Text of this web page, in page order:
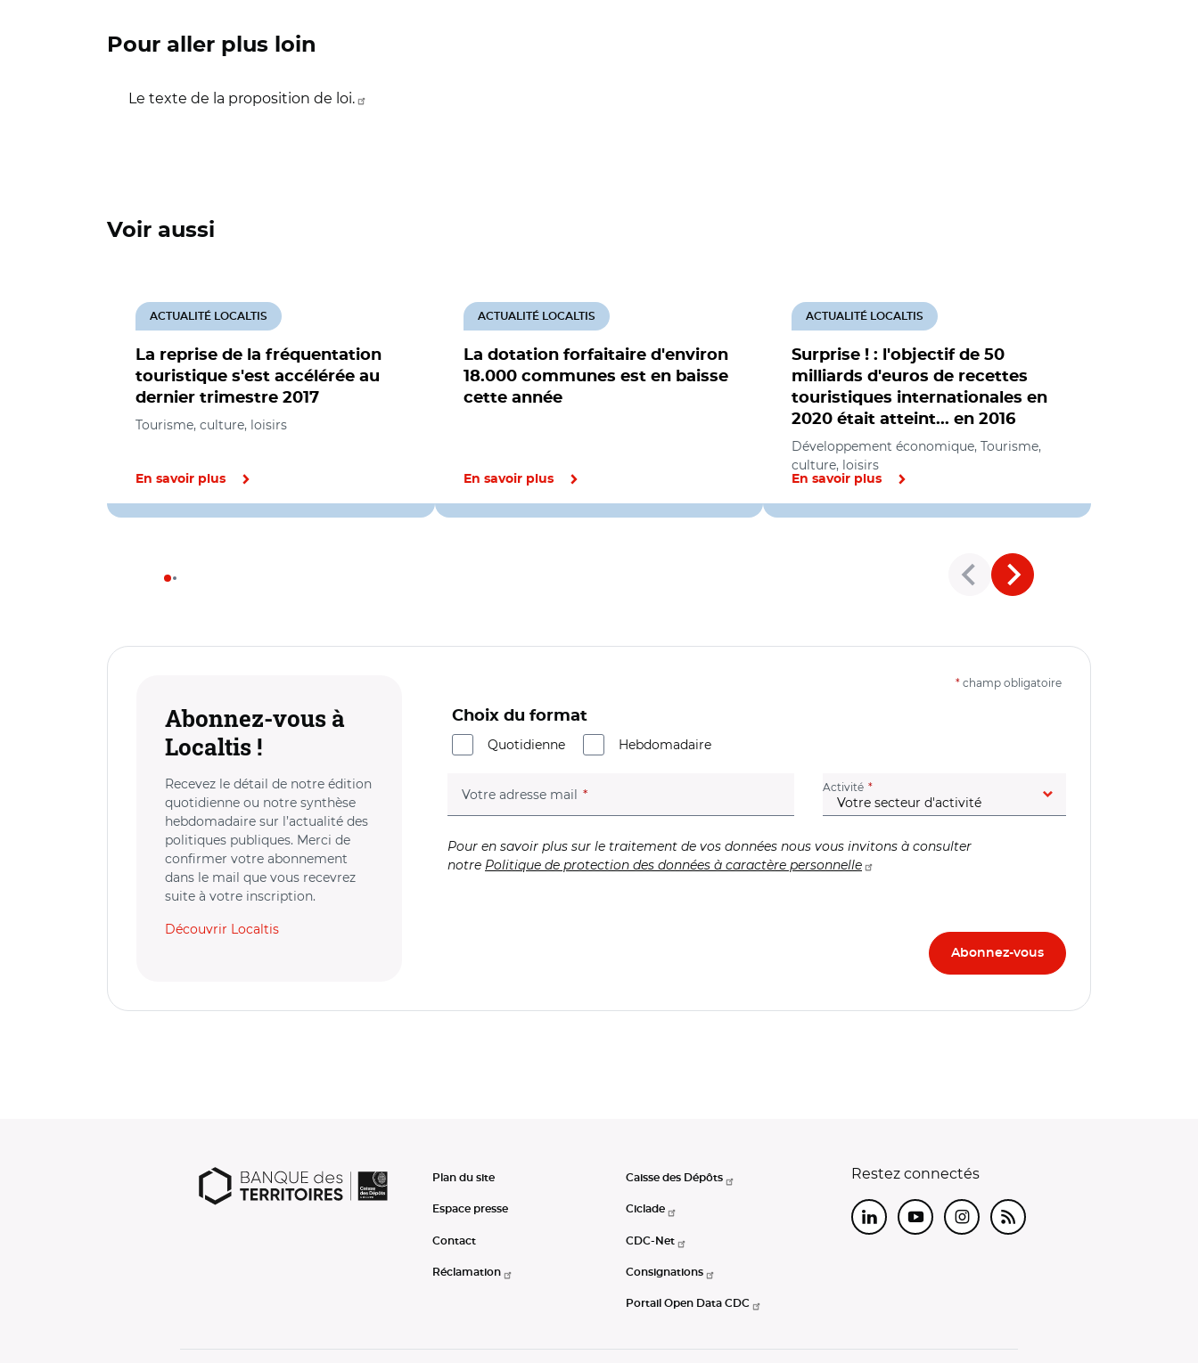
Pour aller plus loin
Le texte de la proposition de loi.
Voir aussi
La reprise de la fréquentation
touristique s'est accélérée au
dernier trimestre 2017
ACTUALITÉ LOCALTIS
Tourisme, culture, loisirs
En savoir plus
La dotation forfaitaire d'environ
18.000 communes est en baisse
cette année
ACTUALITÉ LOCALTIS
En savoir plus
Surprise ! : l'objectif de 50
milliards d'euros de recettes
touristiques internationales en
2020 était atteint... en 2016
ACTUALITÉ LOCALTIS
Développement économique, Tourisme,
culture, loisirs
En savoir plus
Abonnez-vous à
Localtis !
Recevez le détail de notre édition
quotidienne ou notre synthèse
hebdomadaire sur l’actualité des
politiques publiques. Merci de
confirmer votre abonnement
dans le mail que vous recevrez
suite à votre inscription.
Découvrir Localtis
* champ obligatoire
Choix du format
Quotidienne
Hebdomadaire
Votre adresse mail (champ obligatoire) Activité (champ obligatoire)
Pour en savoir plus sur le traitement de vos données nous vous invitons à consulter
notre Politique de protection des données à caractère personnelle
Plan du site
Espace presse
Contact
Réclamation
Caisse des Dépôts
Ciclade
CDC-Net
Consignations
Portail Open Data CDC
Restez connectés
LinkedInYoutubeInstagram
RSS